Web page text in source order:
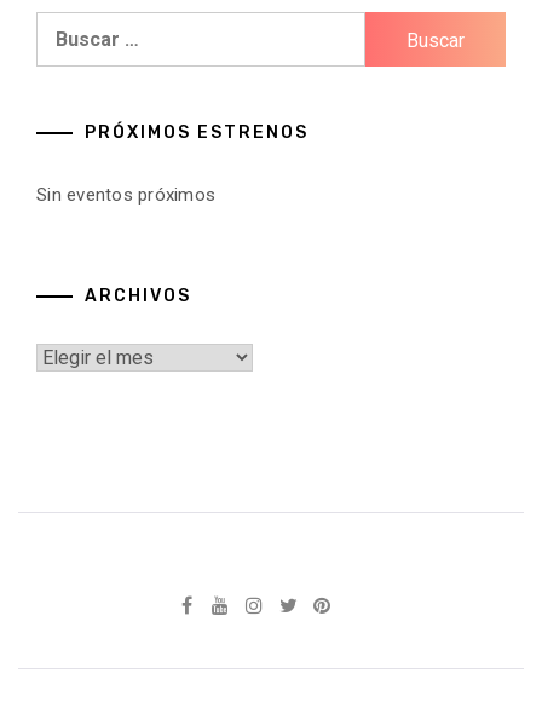
PRÓXIMOS ESTRENOS
Sin eventos próximos
ARCHIVOS
Archivos